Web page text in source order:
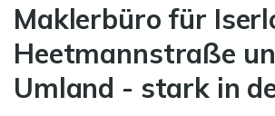
Maklerbüro für
Heetmannstraße
Umland - stark in